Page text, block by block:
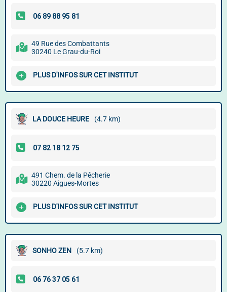
49 Rue des Combattants
30240 Le Grau-du-Roi
PLUS D'INFOS SUR CET INSTITUT
LA DOUCE HEURE (4.7 km)
491 Chem. de la Pêcherie
30220 Aigues-Mortes
PLUS D'INFOS SUR CET INSTITUT
SONHO ZEN (5.7 km)